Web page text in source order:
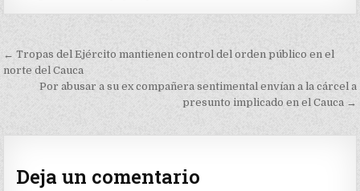
Navegación
de
← Tropas del Ejército mantienen control del orden público en el
norte del Cauca
Por abusar a su ex compañera sentimental envían a la cárcel a
presunto implicado en el Cauca →
Deja un comentario